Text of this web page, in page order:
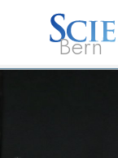
Bern